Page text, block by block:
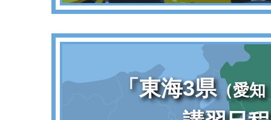
「東海3県（愛知